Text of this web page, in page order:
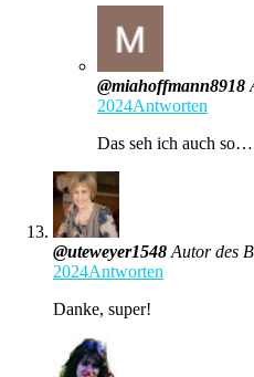
@miahoffmann8918
2024Antworten
Das seh ich auch so…
@uteweyer1548 Autor des
2024Antworten
Danke, super!